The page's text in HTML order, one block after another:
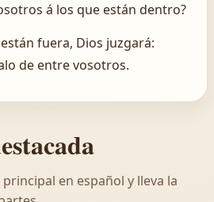
á los que están dentro?
fuera, Dios juzgará:
de entre vosotros.
en español y lleva la